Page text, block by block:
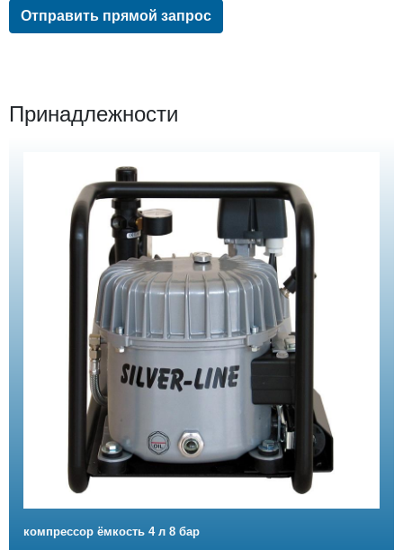
Отправить прямой запрос
Принадлежности
компрессор ёмкость 4 л 8 бар